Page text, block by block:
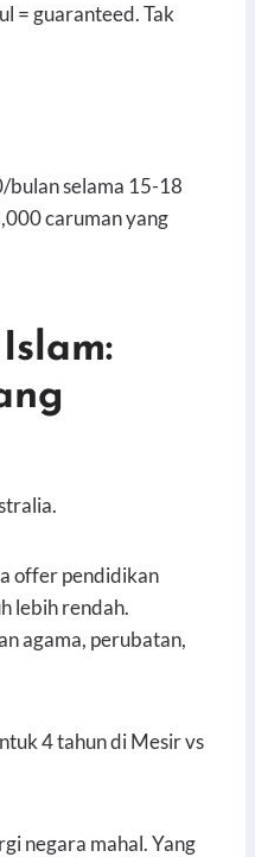
= guaranteed. Tak
selama 15-18
caruman yang
offer pendidikan
lebih rendah.
agama, perubatan,
4 tahun di Mesir vs
negara mahal. Yang